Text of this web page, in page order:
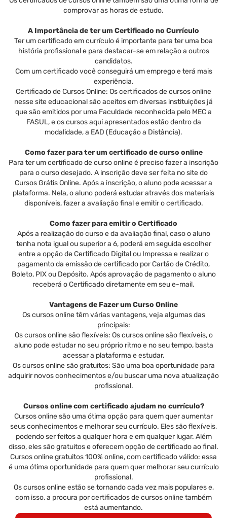
comprovar as horas de estudo.
A Importância de ter um Certificado no Currículo
Ter um certificado em currículo é importante para ter uma boa
história profissional e para destacar-se em relação a outros
candidatos.
Com um certificado você conseguirá um emprego e terá mais
experiência.
Certificado de Cursos Online: Os certificados de cursos online
nesse site educacional são aceitos em diversas instituições já
que são emitidos por uma Faculdade reconhecida pelo MEC a
FASUL, e os cursos aqui apresentados estão dentro da
modalidade, a EAD (Educação a Distância).
Como fazer para ter um certificado de curso online
Para ter um certificado de curso online é preciso fazer a inscrição
para o curso desejado. A inscrição deve ser feita no site do
Cursos Grátis Online. Após a inscrição, o aluno pode acessar a
plataforma. Nela, o aluno poderá estudar através dos materiais
disponíveis, fazer a avaliação final e emitir o certificado.
Como fazer para emitir o Certificado
Após a realização do curso e da avaliação final, caso o aluno
tenha nota igual ou superior a 6, poderá em seguida escolher
entre a opção de Certificado Digital ou Impressa e realizar o
pagamento da emissão de certificado por Cartão de Crédito,
Boleto, PIX ou Depósito. Após aprovação de pagamento o aluno
receberá o Certificado diretamente em seu e-mail.
Vantagens de Fazer um Curso Online
Os cursos online têm várias vantagens, veja algumas das
principais:
Os cursos online são flexíveis: Os cursos online são flexíveis, o
aluno pode estudar no seu próprio ritmo e no seu tempo, basta
acessar a plataforma e estudar.
Os cursos online são gratuitos: São uma boa oportunidade para
adquirir novos conhecimentos e/ou buscar uma nova atualização
profissional.
Cursos online com certificado ajudam no currículo?
Cursos online são uma ótima opção para quem quer aumentar
seus conhecimentos e melhorar seu currículo. Eles são flexíveis,
podendo ser feitos a qualquer hora e em qualquer lugar. Além
disso, eles são gratuitos e oferecem opção de certificado ao final.
Cursos online gratuitos 100% online, com certificado válido: essa
é uma ótima oportunidade para quem quer melhorar seu currículo
profissional.
Os cursos online estão se tornando cada vez mais populares e,
com isso, a procura por certificados de cursos online também
está aumentando.